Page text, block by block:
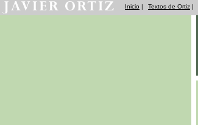
Inicio | Textos de Ortiz |